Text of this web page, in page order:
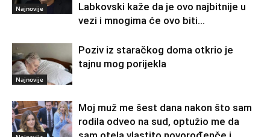
Najnovije
Labkovski kaže da je ovo najbitnije u
vezi i mnogima će ovo biti...
Najnovije
Poziv iz staračkog doma otkrio je
tajnu mog porijekla
Moj muž me šest dana nakon što sam
rodila odveo na sud, optužio me da